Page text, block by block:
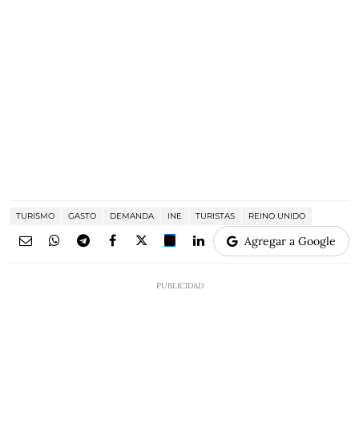
TURISMO GASTO DEMANDA INE TURISTAS REINO UNIDO
Agregar a Google